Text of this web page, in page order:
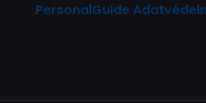
PersonalGuide